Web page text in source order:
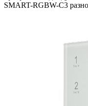
SMART-RGBW-С3